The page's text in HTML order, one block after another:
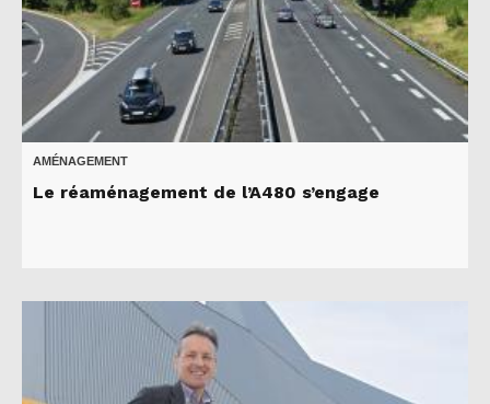
AMÉNAGEMENT
Le réaménagement de l’A480 s’engage